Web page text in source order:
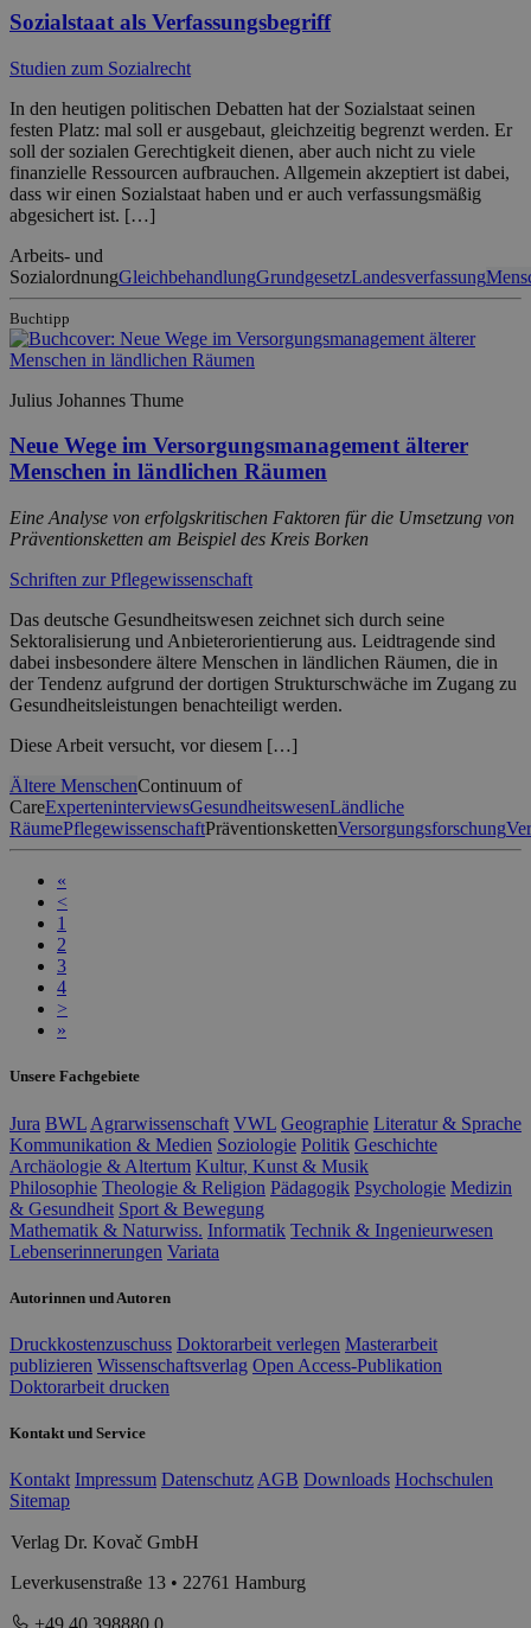
Sozialstaat als Verfassungsbegriff
Studien zum Sozialrecht
In den heutigen politischen Debatten hat der Sozialstaat seinen
festen Platz: mal soll er ausgebaut, gleichzeitig begrenzt werden. Er
soll der sozialen Gerechtigkeit dienen, aber auch nicht zu viele
finanzielle Ressourcen aufbrauchen. Allgemein akzeptiert ist dabei,
dass wir einen Sozialstaat haben und er auch verfassungsmäßig
abgesichert ist. […]
Arbeits- und
SozialordnungGleichbehandlungGrundgesetzLandesverfassung
Buchtipp
Julius Johannes Thume
Neue Wege im Versorgungsmanagement älterer
Menschen in ländlichen Räumen
Eine Analyse von erfolgskritischen Faktoren für die Umsetzung von
Präventionsketten am Beispiel des Kreis Borken
Schriften zur Pflegewissenschaft
Das deutsche Gesundheitswesen zeichnet sich durch seine
Sektoralisierung und Anbieterorientierung aus. Leidtragende sind
dabei insbesondere ältere Menschen in ländlichen Räumen, die in
der Tendenz aufgrund der dortigen Strukturschwäche im Zugang zu
Gesundheitsleistungen benachteiligt werden.
Diese Arbeit versucht, vor diesem […]
Ältere MenschenContinuum of
CareExperteninterviewsGesundheitswesenLändliche
RäumePflegewissenschaftPräventionskettenVersorgungsforschung
«
<
1
2
3
4
>
»
Unsere Fachgebiete
Jura BWL Agrarwissenschaft VWL Geographie Literatur & Sprache
Kommunikation & Medien Soziologie Politik Geschichte
Archäologie & Altertum Kultur, Kunst & Musik
Philosophie Theologie & Religion Pädagogik Psychologie Medizin
& Gesundheit Sport & Bewegung
Mathematik & Naturwiss. Informatik Technik & Ingenieurwesen
Lebenserinnerungen Variata
Autorinnen und Autoren
Druckkostenzuschuss Doktorarbeit verlegen Masterarbeit
publizieren Wissenschaftsverlag Open Access-Publikation
Doktorarbeit drucken
Kontakt und Service
Kontakt Impressum Datenschutz AGB Downloads Hochschulen
Sitemap
Verlag Dr. Kovač GmbH
Leverkusenstraße 13 • 22761 Hamburg